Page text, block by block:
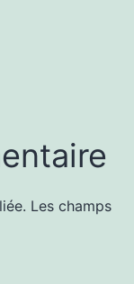
Les champs